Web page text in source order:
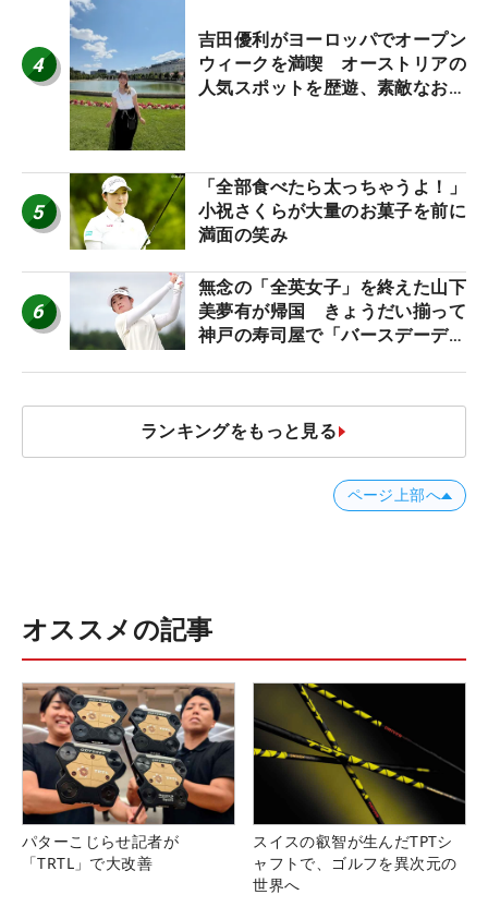
4
吉田優利がヨーロッパでオープン
ウィークを満喫 オーストリアの
人気スポットを歴遊、素敵なお土
5
「全部食べたら太っちゃうよ！」
小祝さくらが大量のお菓子を前に
満面の笑み
6
無念の「全英女子」を終えた山下
美夢有が帰国 きょうだい揃って
神戸の寿司屋で「バースデーディ
ランキングをもっと見る
ページ上部へ
オススメの記事
パターこじらせ記者が
「TRTL」で大改善
スイスの叡智が生んだTPTシ
ャフトで、ゴルフを異次元の
世界へ